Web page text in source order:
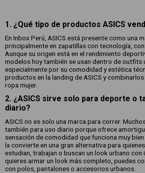
1. ¿Qué tipo de productos ASICS
En Inbox Perú, ASICS está presente como una
principalmente en zapatillas con tecnología,
Aunque su origen está en el rendimiento
modelos hoy también se usan dentro de outfits
especialmente por su comodidad y estética
productos en la landing de ASICS y
ropa mujer.
2. ¿ASICS sirve solo para deporte o
diario?
ASICS no es solo una marca para correr.
también para uso diario porque ofrece
sensación de comodidad que funciona muy
la convierte en una gran alternativa para
estudian, trabajan o buscan un look urbano
quieres armar un look más completo, puedes
con polos, pantalones o accesorios urbanos.